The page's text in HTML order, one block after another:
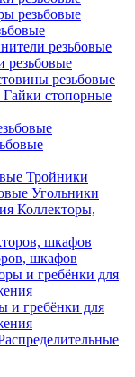
резьбовые
резьбовые
резьбовые
резьбовые
Гайки стопорные
Тройники
Угольники
Коллекторы,
шкафов
и гребёнки для